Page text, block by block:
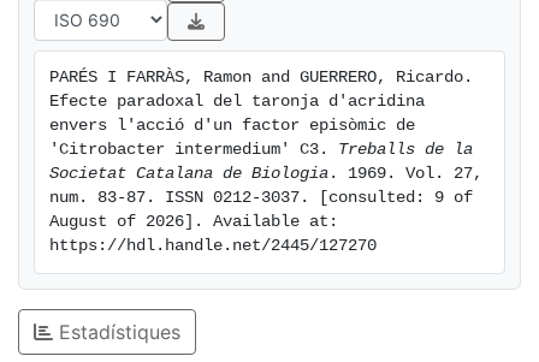
PARÉS I FARRÀS, Ramon and GUERRERO, Ricardo.
Efecte paradoxal del taronja d'acridina
envers l'acció d'un factor episòmic de
'Citrobacter intermedium' C3. Treballs de la
Societat Catalana de Biologia . 1969. Vol. 27,
num. 83-87. ISSN 0212-3037. [consulted: 9 of
August of 2026]. Available at:
https://hdl.handle.net/2445/127270
Estadístiques